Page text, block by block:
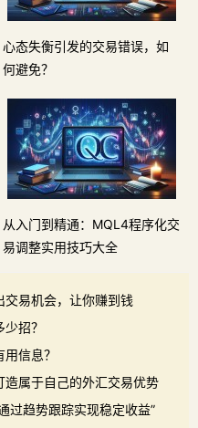
心态失衡引发的交易错误，如
何避免？
从入门到精通：MQL4程序化交
易调整实用技巧大全
交易机会，让你赚到钱
招？
信息？
属于自己的外汇交易优势
过趋势跟踪实现稳定收益”